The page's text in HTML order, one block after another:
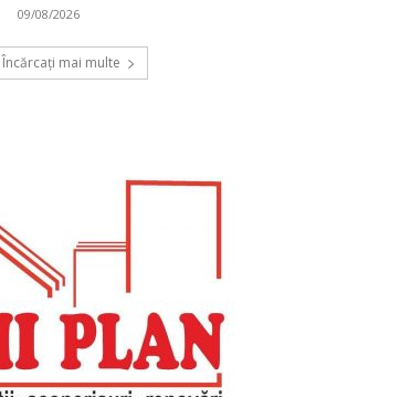
09/08/2026
Încărcați mai multe